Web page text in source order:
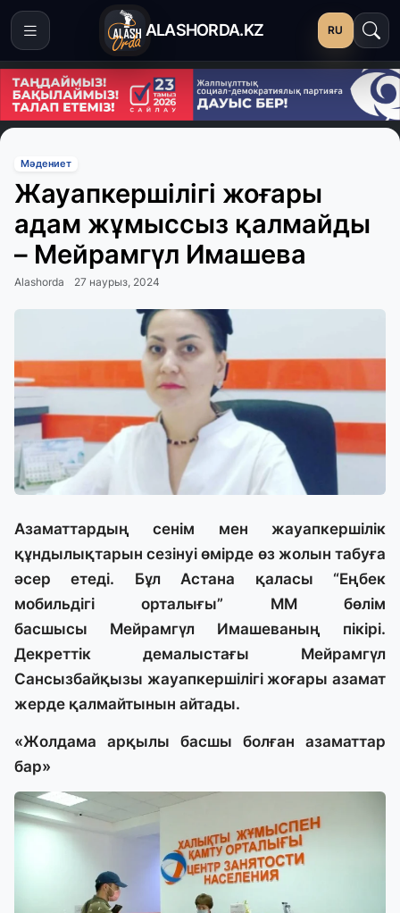
ALASHORDA.KZ RU
Мәдениет
Жауапкершілігі жоғары
адам жұмыссыз қалмайды
– Мейрамгүл Имашева
Alashorda 27 наурыз, 2024
Азаматтардың сенім мен жауапкершілік
құндылықтарын сезінуі өмірде өз жолын табуға
әсер етеді. Бұл Астана қаласы “Еңбек
мобильдігі орталығы” ММ бөлім
басшысы Мейрамгүл Имашеваның пікірі.
Декреттік демалыстағы Мейрамгүл
Сансызбайқызы жауапкершілігі жоғары азамат
жерде қалмайтынын айтады.
«Жолдама арқылы басшы болған азаматтар
бар»